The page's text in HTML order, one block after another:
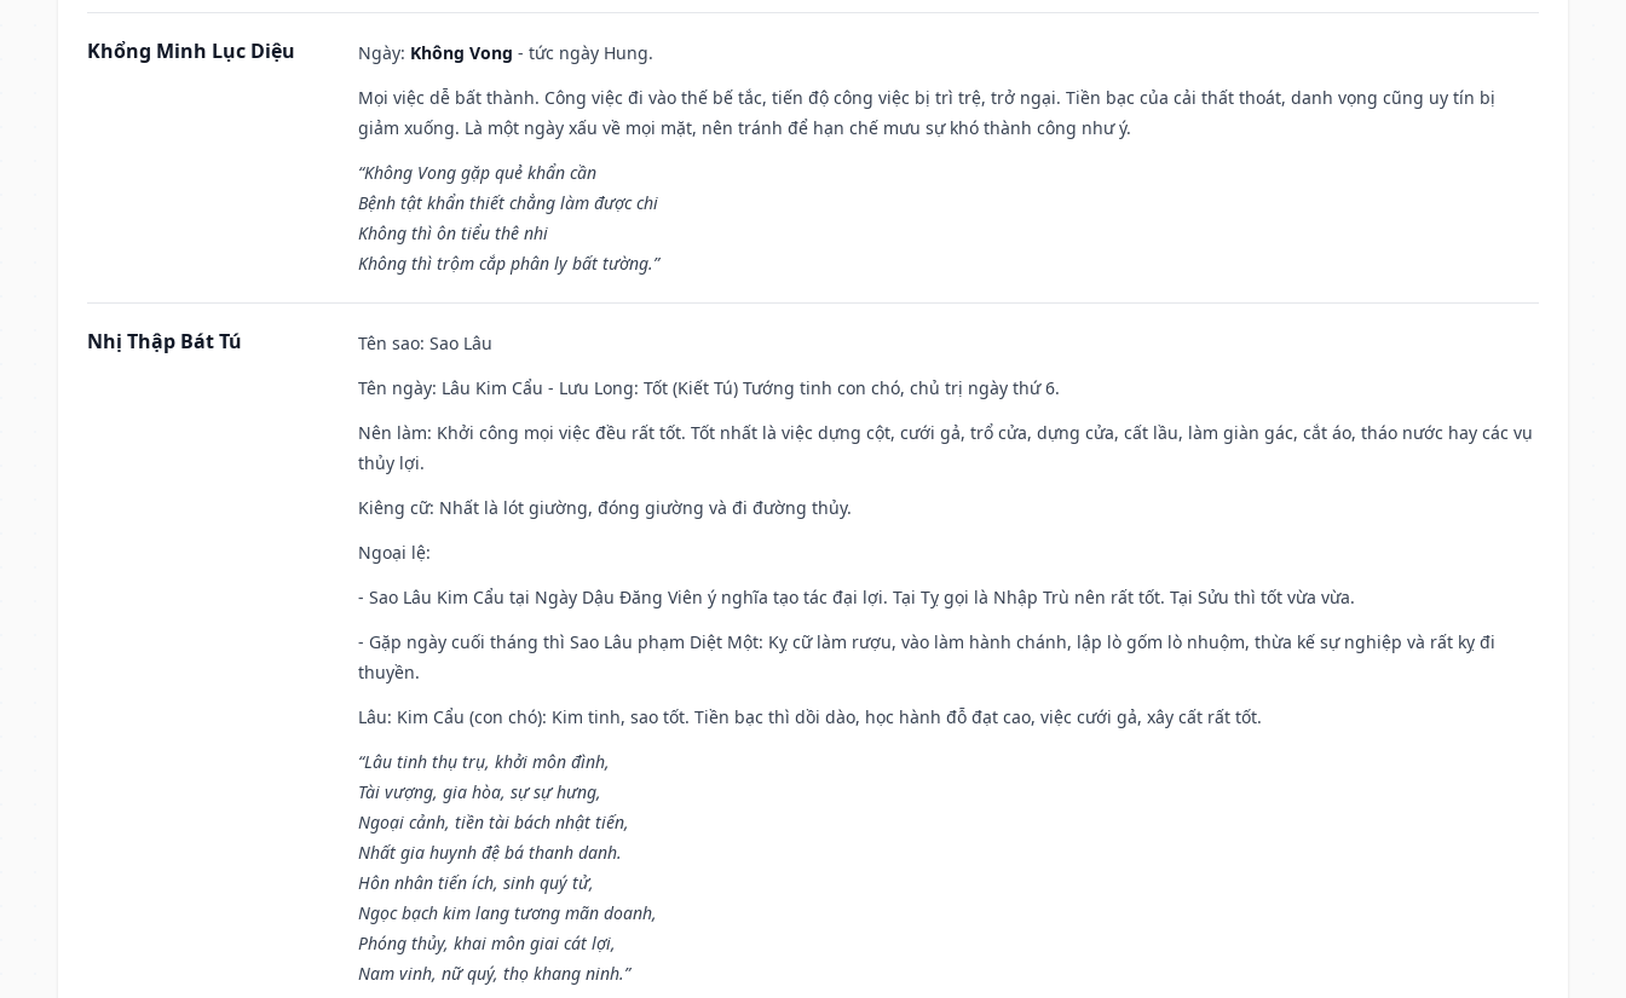
Khổng Minh Lục Diệu Ngày: Không Vong - tức ngày Hung.
Mọi việc dễ bất thành. Công việc đi vào thế bế tắc, tiến độ công việc bị trì trệ, trở ngại. Tiền bạc của cải thất thoát, danh vọng cũng uy tín bị
giảm xuống. Là một ngày xấu về mọi mặt, nên tránh để hạn chế mưu sự khó thành công như ý.
“Không Vong gặp quẻ khẩn cần
Bệnh tật khẩn thiết chẳng làm được chi
Không thì ôn tiểu thê nhi
Không thì trộm cắp phân ly bất tường.”
Nhị Thập Bát Tú Tên sao: Sao Lâu
Tên ngày: Lâu Kim Cẩu - Lưu Long: Tốt (Kiết Tú) Tướng tinh con chó, chủ trị ngày thứ 6.
Nên làm: Khởi công mọi việc đều rất tốt. Tốt nhất là việc dựng cột, cưới gả, trổ cửa, dựng cửa, cất lầu, làm giàn gác, cắt áo, tháo nước hay các vụ
thủy lợi.
Kiêng cữ: Nhất là lót giường, đóng giường và đi đường thủy.
Ngoại lệ:
- Sao Lâu Kim Cẩu tại Ngày Dậu Đăng Viên ý nghĩa tạo tác đại lợi. Tại Tỵ gọi là Nhập Trù nên rất tốt. Tại Sửu thì tốt vừa vừa.
- Gặp ngày cuối tháng thì Sao Lâu phạm Diệt Một: Kỵ cữ làm rượu, vào làm hành chánh, lập lò gốm lò nhuộm, thừa kế sự nghiệp và rất kỵ đi
thuyền.
Lâu: Kim Cẩu (con chó): Kim tinh, sao tốt. Tiền bạc thì dồi dào, học hành đỗ đạt cao, việc cưới gả, xây cất rất tốt.
“Lâu tinh thụ trụ, khởi môn đình,
Tài vượng, gia hòa, sự sự hưng,
Ngoại cảnh, tiền tài bách nhật tiến,
Nhất gia huynh đệ bá thanh danh.
Hôn nhân tiến ích, sinh quý tử,
Ngọc bạch kim lang tương mãn doanh,
Phóng thủy, khai môn giai cát lợi,
Nam vinh, nữ quý, thọ khang ninh.”